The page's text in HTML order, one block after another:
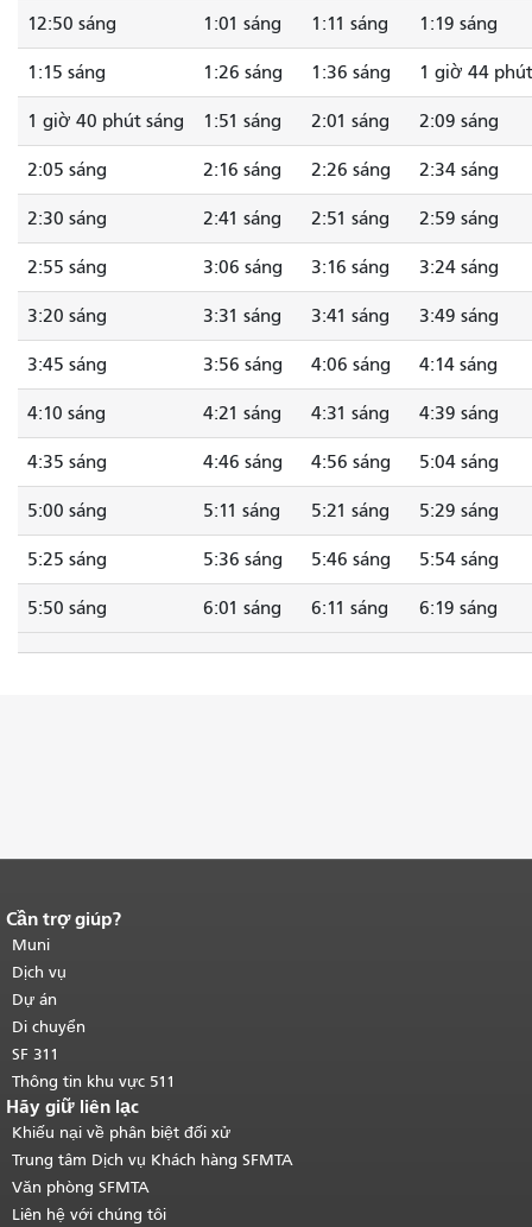
12:50 sáng 1:01 sáng 1:11 sáng 1:19 sáng
1:15 sáng 1:26 sáng 1:36 sáng 1 giờ 44
1 giờ 40 phút sáng 1:51 sáng 2:01 sáng 2:09 sáng
2:05 sáng 2:16 sáng 2:26 sáng 2:34 sáng
2:30 sáng 2:41 sáng 2:51 sáng 2:59 sáng
2:55 sáng 3:06 sáng 3:16 sáng 3:24 sáng
3:20 sáng 3:31 sáng 3:41 sáng 3:49 sáng
3:45 sáng 3:56 sáng 4:06 sáng 4:14 sáng
4:10 sáng 4:21 sáng 4:31 sáng 4:39 sáng
4:35 sáng 4:46 sáng 4:56 sáng 5:04 sáng
5:00 sáng 5:11 sáng 5:21 sáng 5:29 sáng
5:25 sáng 5:36 sáng 5:46 sáng 5:54 sáng
5:50 sáng 6:01 sáng 6:11 sáng 6:19 sáng
Kết thúc nội dung trang.
của trang này được lặp lại trên mọi
trang.Quay lại đầu trang nội dung
chính.
Cần trợ giúp?
Muni
Dịch vụ
Dự án
Di chuyển
SF 311
Thông tin khu vực 511
Hãy giữ liên lạc
Khiếu nại về phân biệt đối xử
Trung tâm Dịch vụ Khách hàng SFMTA
Văn phòng SFMTA
Liên hệ với chúng tôi